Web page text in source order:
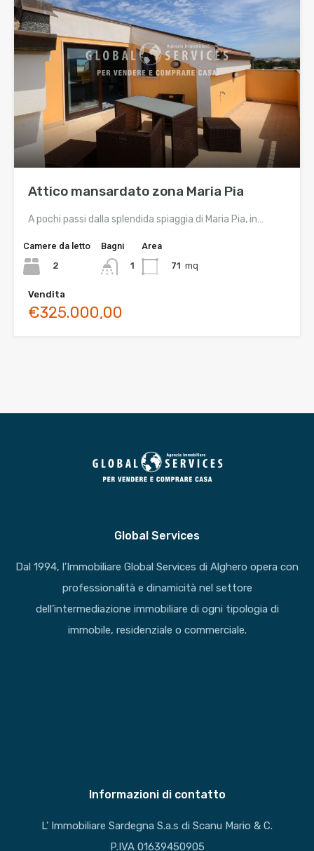
Attico mansardato zona Maria Pia
A pochi passi dalla splendida spiaggia di Maria Pia, in…
Camere da letto
2
Bagni
1
Area
71 mq
Vendita
€325.000,00
Global Services
Dal 1994, l’Immobiliare Global Services di Alghero opera con
professionalità e dinamicità nel settore
dell’intermediazione immobiliare di ogni tipologia di
immobile, residenziale o commerciale.
Informazioni di contatto
L’ Immobiliare Sardegna S.a.s di Scanu Mario & C.
P.IVA 01639450905